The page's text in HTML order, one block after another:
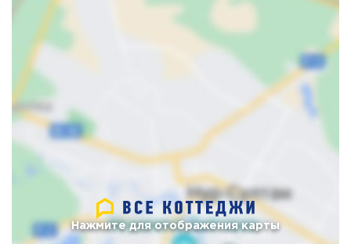
Нажмите для отображения карты